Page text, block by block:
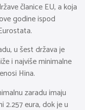
članice EU, a koja
godine ispod
u šest država je
i najviše minimalne
Hina.
zaradu imaju
2.257 eura, dok je u